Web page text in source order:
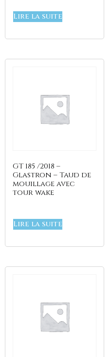
Lire la suite
GT 185 /2018 –
Glastron – Taud de
mouillage avec
tour wake
Lire la suite